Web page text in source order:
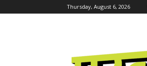
Thursday, August 6, 2026